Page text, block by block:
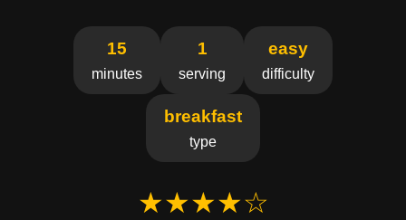
15
minutes
1
serving
easy
difficulty
breakfast
type
★★★★☆